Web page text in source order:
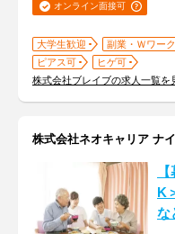
オンライン面接可
大学生歓迎 副業・Ｗワー
ピアス可
ヒゲ可
株式会社ブレイブの求人一覧を
株式会社ネオキャリア ナ
K
な